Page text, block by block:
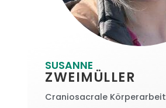
SUSANNE
ZWEIMÜLLER
Craniosacrale Körperarbeit